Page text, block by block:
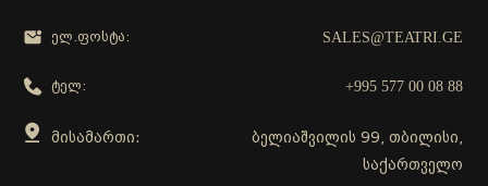
ელ.ფოსტა: SALES@TEATRI.GE
ტელ: +995 577 00 08 88
მისამართი:
ბელიაშვილის 99, თბილისი,
საქართველო